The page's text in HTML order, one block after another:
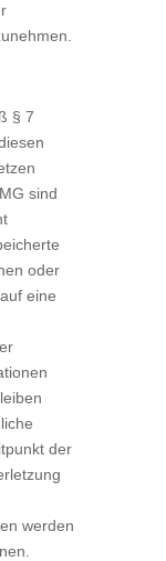
§ 7
sind
oder
eine
der
werden